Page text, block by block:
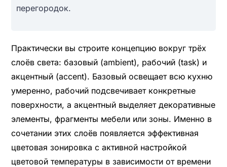
перегородок.
Практически вы строите концепцию вокруг трёх
слоёв света: базовый (ambient), рабочий (task) и
акцентный (accent). Базовый освещает всю кухню
умеренно, рабочий подсвечивает конкретные
поверхности, а акцентный выделяет декоративные
элементы, фрагменты мебели или зоны. Именно в
сочетании этих слоёв появляется эффективная
цветовая зонировка с активной настройкой
цветовой температуры в зависимости от времени